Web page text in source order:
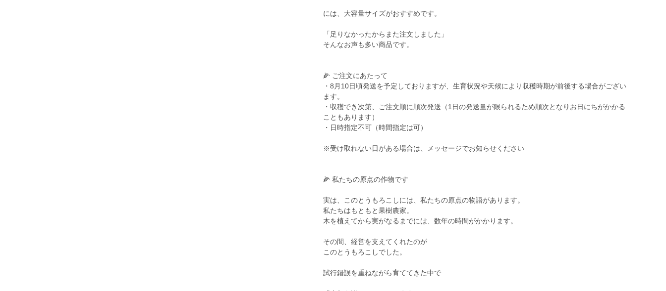
には、大容量サイズがおすすめです。
「足りなかったからまた注文しました」
そんなお声も多い商品です。
🌽 ご注文にあたって
・8月10日頃発送を予定しておりますが、生育状況や天候により収穫時期が前後する場合がござい
ます。
・収穫でき次第、ご注文順に順次発送（1日の発送量が限られるため順次となりお日にちがかかる
こともあります）
・日時指定不可（時間指定は可）
※受け取れない日がある場合は、メッセージでお知らせください
🌽 私たちの原点の作物です
実は、このとうもろこしには、私たちの原点の物語があります。
私たちはもともと果樹農家。
木を植えてから実がなるまでには、数年の時間がかかります。
その間、経営を支えてくれたのが
このとうもろこしでした。
試行錯誤を重ねながら育ててきた中で